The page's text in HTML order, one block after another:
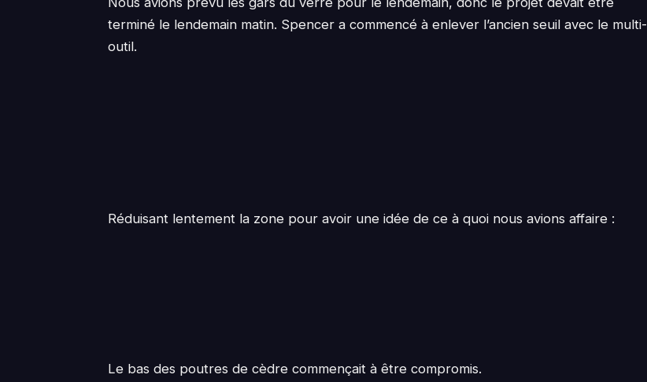
terminé le lendemain matin. Spencer a commencé à enlever l’ancien seuil avec le multi-
outil.
Réduisant lentement la zone pour avoir une idée de ce à quoi nous avions affaire :
Le bas des poutres de cèdre commençait à être compromis.